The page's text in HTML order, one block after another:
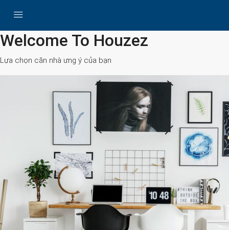
Search
Welcome To Houzez
Lựa chọn căn nhà ưng ý của bạn